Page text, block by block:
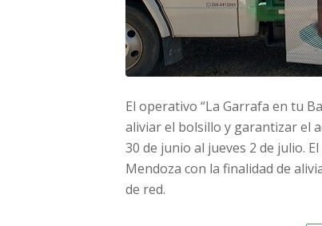
El operativo “La Garrafa en tu
aliviar el bolsillo y garantizar el
30 de junio al jueves 2 de julio.
Mendoza con la finalidad de
de red.